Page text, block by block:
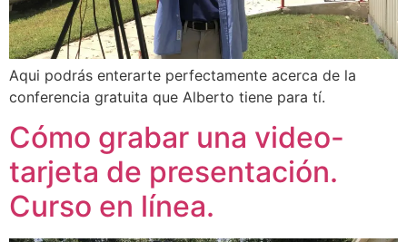
Aqui podrás enterarte perfectamente acerca de la
conferencia gratuita que Alberto tiene para tí.
Cómo grabar una video-
tarjeta de presentación.
Curso en línea.